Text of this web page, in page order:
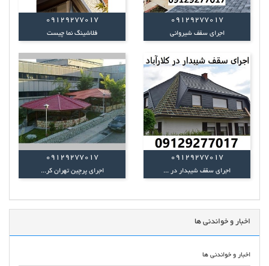
09129277017
اجرای سقف شیروانی
09129277017
فلاشینگ نما چیست
09129277017
اجرای سقف شیبدار در ...
09129277017
اجرای پرچین تهران کر...
اخبار و خواندنی ها
اخبار و خواندنی ها